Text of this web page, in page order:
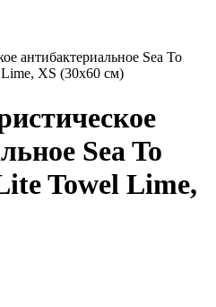
антибактериальное Sea To
XS (30x60 см)
Sea To
Towel Lime,